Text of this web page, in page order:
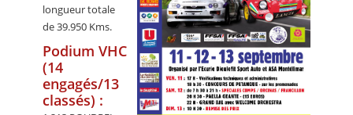
longueur totale
de 39.950 Kms.
Podium VHC
(14
engagés/13
classés) :